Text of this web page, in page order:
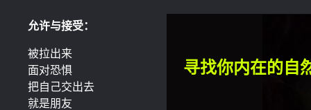
允许与接受：
被拉出来
面对恐惧
把自己交出去
就是朋友
寻找你内在的自